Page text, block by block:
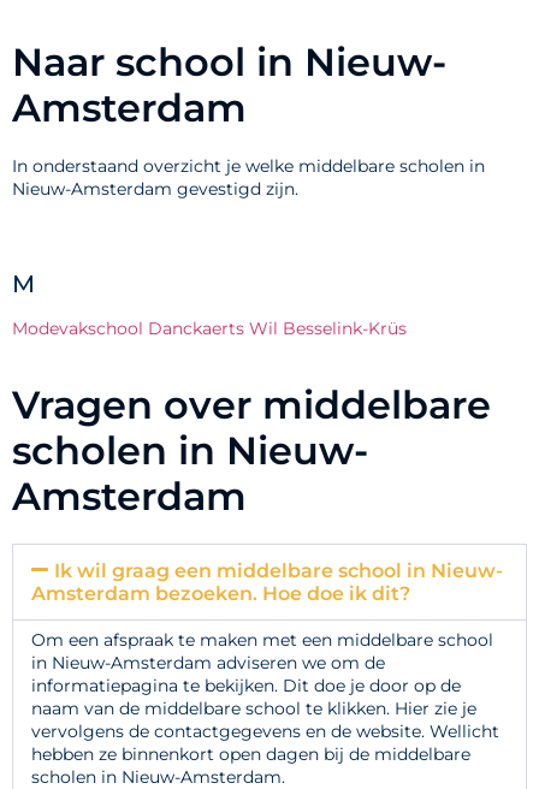
Naar school in Nieuw-
Amsterdam
In onderstaand overzicht je welke middelbare scholen in
Nieuw-Amsterdam gevestigd zijn.
M
Modevakschool Danckaerts Wil Besselink-Krüs
Vragen over middelbare
scholen in Nieuw-
Amsterdam
Ik wil graag een middelbare school in Nieuw-
Amsterdam bezoeken. Hoe doe ik dit?
Om een afspraak te maken met een middelbare school
in Nieuw-Amsterdam adviseren we om de
informatiepagina te bekijken. Dit doe je door op de
naam van de middelbare school te klikken. Hier zie je
vervolgens de contactgegevens en de website. Wellicht
hebben ze binnenkort open dagen bij de middelbare
scholen in Nieuw-Amsterdam.